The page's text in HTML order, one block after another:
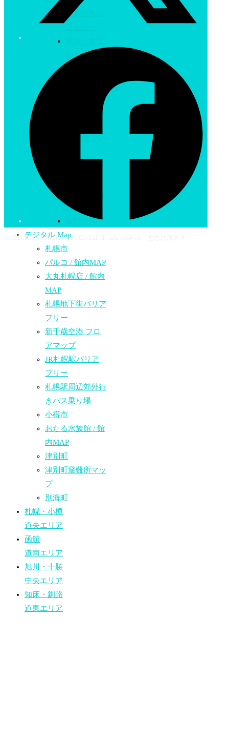
日本国内の
から北海道
世界からの
式会社
函館バス
デジタル Map
札幌市
パルコ / 館内MAP
大丸札幌店 / 館内
MAP
札幌地下街バリア
フリー
新千歳空港 フロ
アマップ
JR札幌駅バリア
フリー
札幌駅周辺郊外行
きバス乗り場
小樽市
おたる水族館 / 館
内MAP
津別町
津別町避難所マッ
プ
別海町
札幌・小樽
道央エリア
函館
道南エリア
旭川・十勝
中央エリア
知床・釧路
道東エリア
© CEDARS Communications Co.,Ltd. all right reserved. 悠悠北海道 ®